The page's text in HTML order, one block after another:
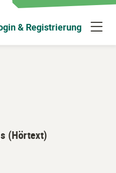
& Registrierung
(Hörtext)